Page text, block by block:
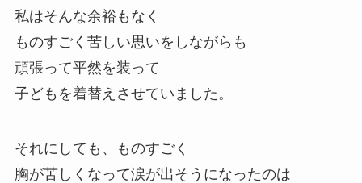
私はそんな余裕もなく
ものすごく苦しい思いをしながらも
頑張って平然を装って
子どもを着替えさせていました。
それにしても、ものすごく
胸が苦しくなって涙が出そうになったのは